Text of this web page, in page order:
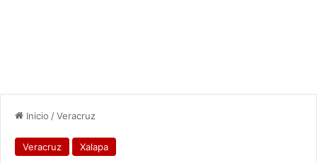
Inicio /Veracruz
Veracruz Xalapa